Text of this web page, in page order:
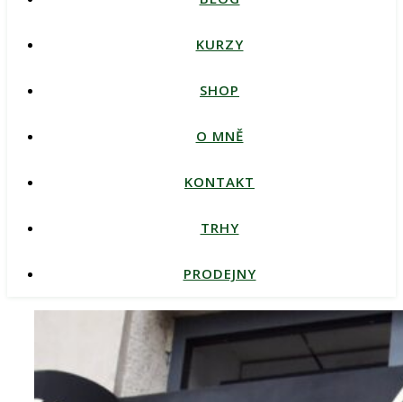
KURZY
SHOP
O MNĚ
KONTAKT
TRHY
PRODEJNY